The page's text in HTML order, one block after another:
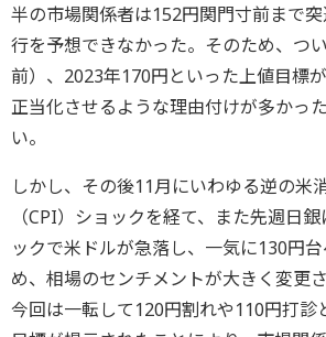
半の市場関係者は152円関門寸前まで
行を予想できなかった。そのため、つ
前）、2023年170円といった上値目標
正当化させるような理由付けが多かっ
い。
しかし、その後11月にいわゆる逆の米
（CPI）ショックを経て、また先週日
ックで米ドルが急落し、一気に130円
め、相場のセンチメントが大きく変更
今回は一転して120円割れや110円打診